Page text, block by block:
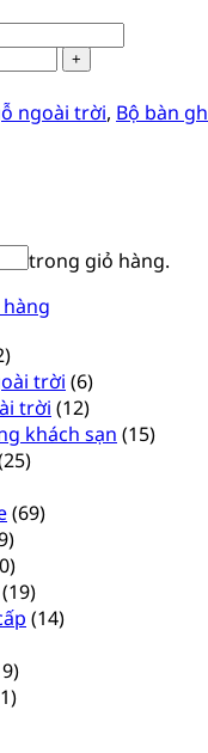
trong giỏ hàng.
ngoài trời, Bộ bàn
trời (6)
trời (12)
khách sạn (15)
(69)
(19)
(14)